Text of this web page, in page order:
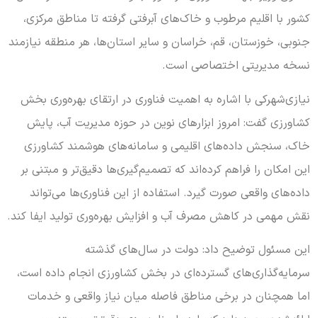
کشور با اقلیم مرطوب و خاک‌های آبرفتی گرفته تا مناطق مرکزی،
جنوبی، خوزستان، قم، خراسان و سایر استان‌ها، هر منطقه نیازمند
نسخه مدیریتی اختصاصی است.
نیازی‌شهرکی با اشاره به اهمیت فناوری در ارتقای بهره‌وری بخش
کشاورزی گفت: امروز ابزارهای نوین در حوزه مدیریت آب، پایش
خاک، سنجش داده‌های اقلیمی و سامانه‌های هوشمند کشاورزی
این امکان را فراهم کرده‌اند که تصمیم‌گیری‌ها دقیق‌تر و مبتنی بر
داده‌های واقعی صورت گیرد. استفاده از این فناوری‌ها می‌تواند
نقش مهمی در کاهش مصرف آب و افزایش بهره‌وری تولید ایفا کند.
این مسئول توضیح داد: دولت در سال‌های گذشته
سرمایه‌گذاری‌های گسترده‌ای در بخش کشاورزی انجام داده است،
اما همچنان در برخی مناطق فاصله میان نیاز واقعی و خدمات